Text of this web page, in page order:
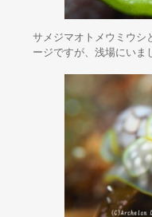
サメジマオトメウミウシ
ージですが、浅場にいま